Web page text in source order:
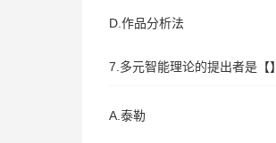
D.作品分析法
7.多元智能理论的提出者是【】
A.泰勒